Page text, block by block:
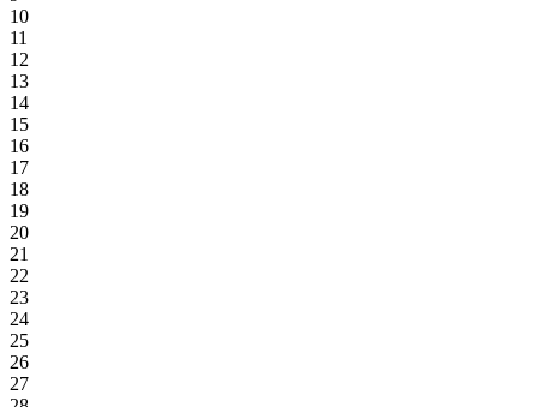
10
11
12
13
14
15
16
17
18
19
20
21
22
23
24
25
26
27